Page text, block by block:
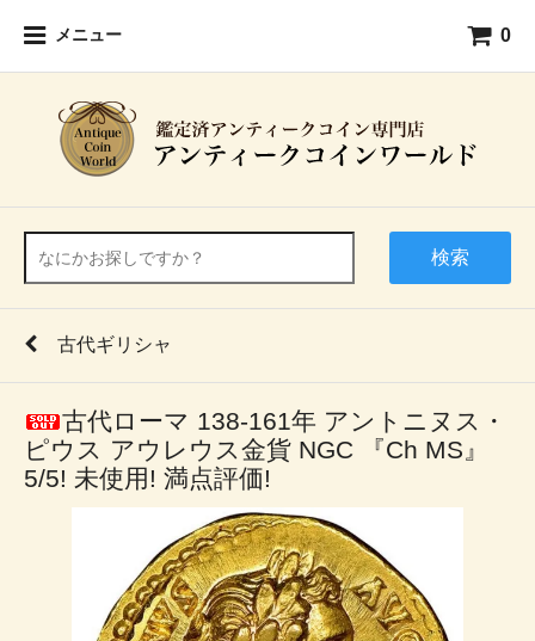
メニュー 0
検索
古代ギリシャ
古代ローマ 138-161年 アントニヌス・
ピウス アウレウス金貨 NGC 『Ch MS』
5/5! 未使用! 満点評価!